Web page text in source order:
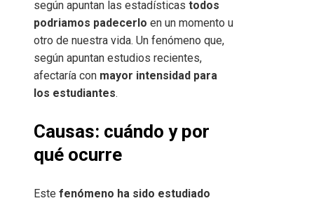
según apuntan las estadísticas todos
podriamos padecerlo en un momento u
otro de nuestra vida. Un fenómeno que,
según apuntan estudios recientes,
afectaría con mayor intensidad para
los estudiantes.
Causas: cuándo y por
qué ocurre
Este fenómeno ha sido estudiado